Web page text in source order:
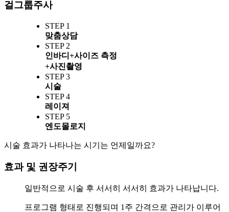
걸그룹주사
STEP 1
맞춤상담
STEP 2
인바디+사이즈 측정
+사진촬영
STEP 3
시술
STEP 4
레이져
STEP 5
엔도몰로지
시술 효과가 나타나는 시기는 언제일까요?
효과 및 권장주기
일반적으로 시술 후 서서히 서서히 효과가 나타납니다.
프로그램 형태로 진행되며 1주 간격으로 관리가 이루어